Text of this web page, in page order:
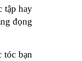
tập hay
đọng
tóc bạn